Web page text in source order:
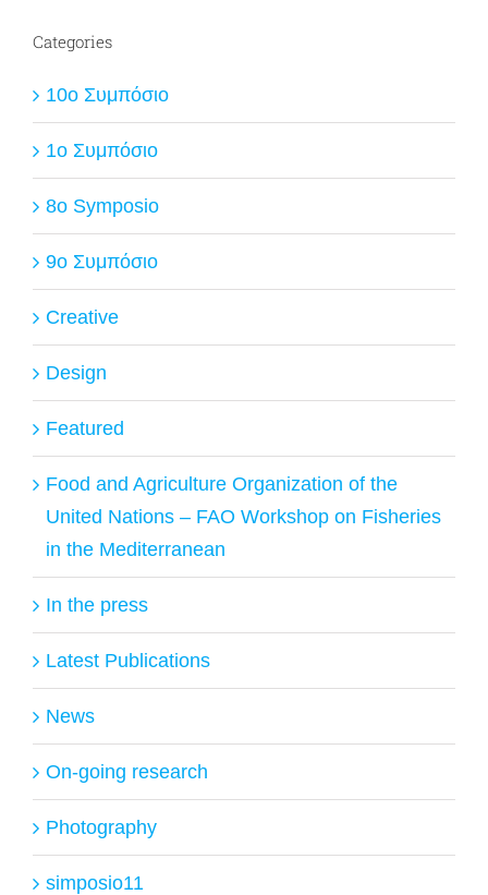
Categories
10ο Συμπόσιο
1ο Συμπόσιο
8o Symposio
9ο Συμπόσιο
Creative
Design
Featured
Food and Agriculture Organization of the
United Nations – FAO Workshop on Fisheries
in the Mediterranean
In the press
Latest Publications
News
On-going research
Photography
simposio11